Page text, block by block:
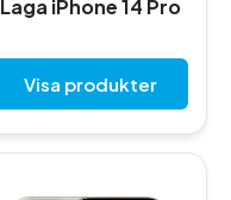
Laga iPhone 14 Pro
Visa produkter